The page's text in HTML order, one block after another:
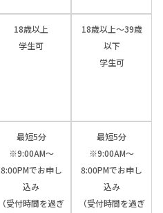
18歳以上
学生可
18歳以上～39歳
以下
学生可
最短5分
※9:00AM～
8:00PMでお申し
込み
（受付時間を過ぎ
最短5分
※9:00AM～
8:00PMでお申し
込み
（受付時間を過ぎ